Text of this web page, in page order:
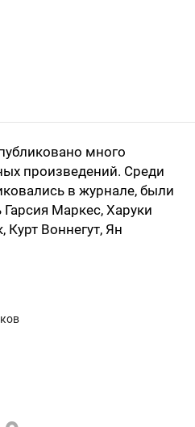
много
произведений. Среди
в журнале, были
Маркес, Харуки
Воннегут, Ян